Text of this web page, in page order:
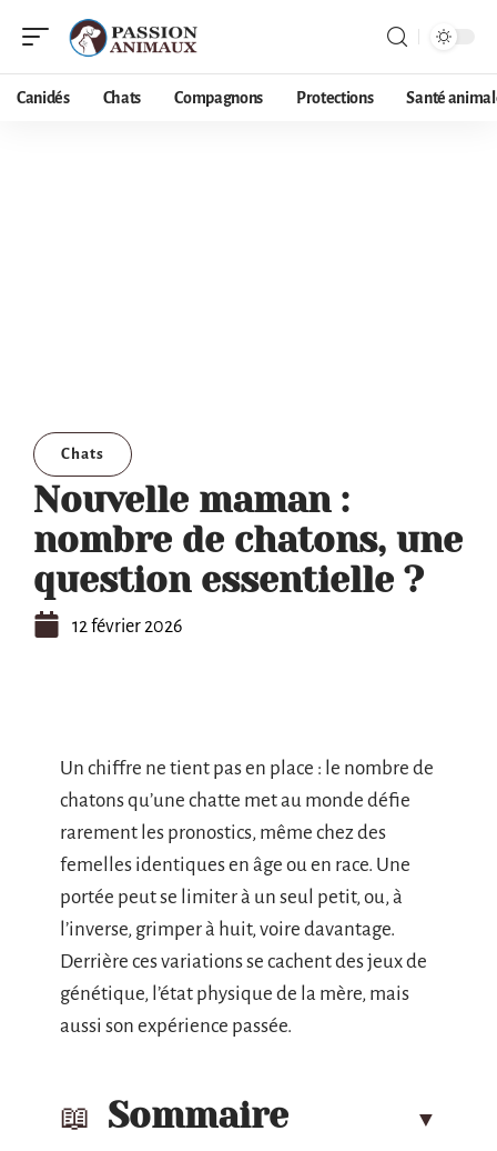
Canidés Chats Compagnons Protections Santé
Chats
Nouvelle maman :
nombre de chatons, une
question essentielle ?
12 février 2026
Un chiffre ne tient pas en place : le nombre de
chatons qu’une chatte met au monde défie
rarement les pronostics, même chez des
femelles identiques en âge ou en race. Une
portée peut se limiter à un seul petit, ou, à
l’inverse, grimper à huit, voire davantage.
Derrière ces variations se cachent des jeux de
génétique, l’état physique de la mère, mais
aussi son expérience passée.
Sommaire